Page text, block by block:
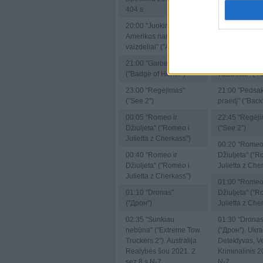
404 s
20:00 "Juokingiausi
Amerikos namų
vaizdeliai" ("AFHV")
21:00 "Garbės reikalas"
("Badge of Honor")
23:00 "Regėjimas"
("See 2")
00:05 "Romeo ir
Džiuljeta" ("Romeo i
Julietta z Cherkass")
00:40 "Romeo ir
Džiuljeta" ("Romeo i
Julietta z Cherkass")
01:10 "Dronas"
("Дрон")
02:35 "Sunkiau
nebūna" ("Extreme Tow
Truckers 2"). Australija
Realybės šou 2021. 2
čempionato
vaizdeliai"
21:00
praeitį"
22:45
("See 2")
00:20
Džiuljeta"
Julietta z
01:00
Džiuljeta"
Julietta z
01:30
("Дрон").
Detektyvas,
Kriminalinis